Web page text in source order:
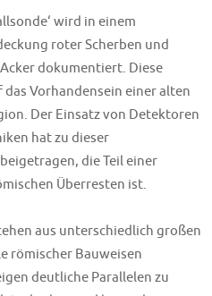
wird in einem
roter Scherben und
dokumentiert. Diese
Vorhandensein einer alten
Der Einsatz von Detektoren
hat zu dieser
die Teil einer
Überresten ist.
aus unterschiedlich großen
römischer Bauweisen
deutliche Parallelen zu